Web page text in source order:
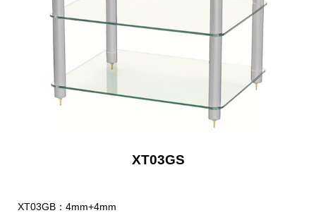
XT03GS
XT03GB：4mm+4mm